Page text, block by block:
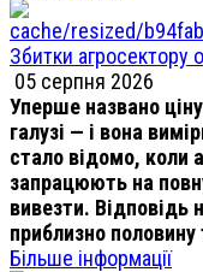
Збитки агросектору
05 серпня 2026
Уперше названо
галузі — і вона
стало відомо, коли
запрацюють на
вивезти. Відповідь
приблизно
Більше інформації